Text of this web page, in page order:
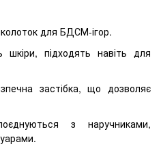
для БДСМ-ігор.
підходять навіть для
застібка, що дозволяє
з наручниками,